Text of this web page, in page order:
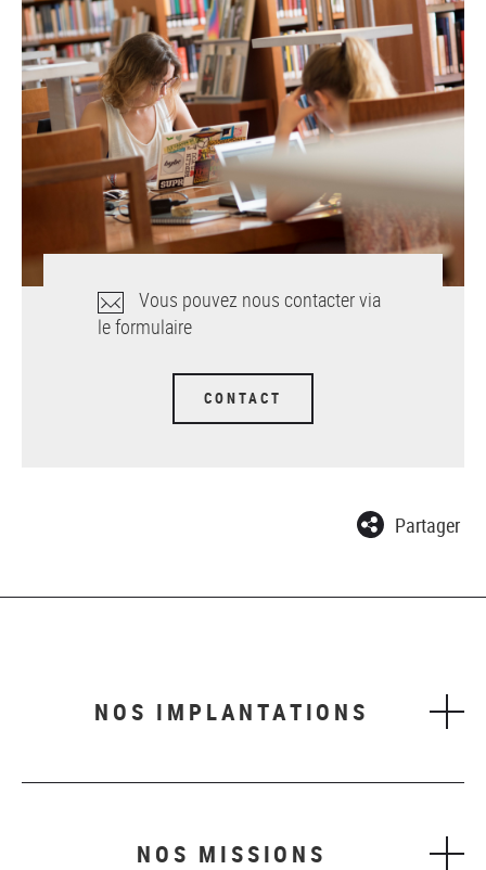
Vous pouvez nous contacter via
le formulaire
CONTACT
Partager
NOS IMPLANTATIONS
NOS MISSIONS